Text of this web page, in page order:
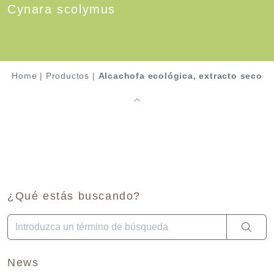
Cynara scolymus
Home | Productos | Alcachofa ecológica, extracto seco
¿Qué estás buscando?
Cuando hay resultados autocompletados, puedes utilizar
News